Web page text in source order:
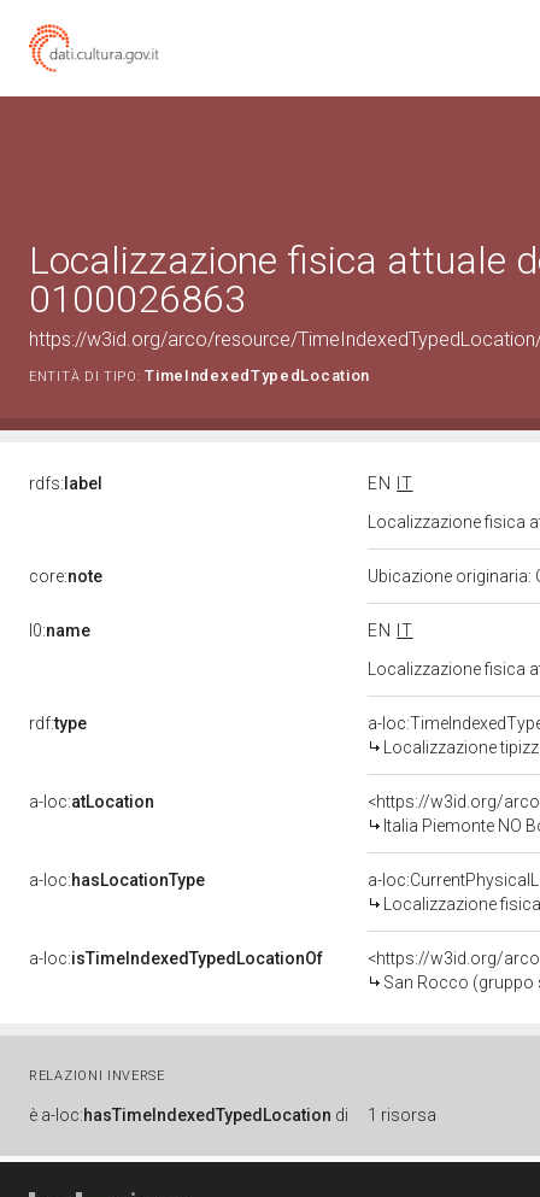
Localizzazione fisica attuale
0100026863
https://w3id.org/arco/resource/
ENTITÀ DI TIPO: TimeIndexedTypedLocation
rdfs: label EN
IT
Localizzazione fisica
core:note Ubicazione originaria:
l0:name EN
IT
Localizzazione fisica
rdf:type
a-
Localizzazione
a-loc:atLocation
<https://w3id.org/
Italia Piemonte NO
a-loc:hasLocationType
a-
Localizzazione
a-loc:isTimeIndexedTypedLocationOf
<https://w3id.org/
San Rocco (gruppo
RELAZIONI INVERSE
è a-loc:hasTimeIndexedTypedLocation di 1 risorsa